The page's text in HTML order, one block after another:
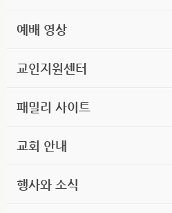
예배 영상
교인지원센터
패밀리 사이트
교회 안내
행사와 소식